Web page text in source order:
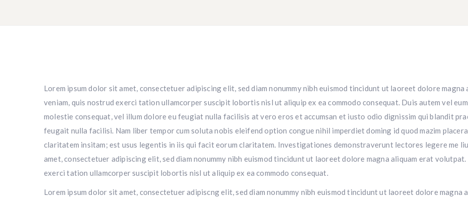
Lorem ipsum dolor sit amet, consectetuer adipiscing elit, sed diam nonummy nibh euismod tincidunt ut laoreet dolore
veniam, quis nostrud exerci tation ullamcorper suscipit lobortis nisl ut aliquip ex ea commodo consequat. Duis autem vel
molestie consequat, vel illum dolore eu feugiat nulla facilisis at vero eros et accumsan et iusto odio dignissim qui blandit
feugait nulla facilisi. Nam liber tempor cum soluta nobis eleifend option congue nihil imperdiet doming id quod mazim
claritatem insitam; est usus legentis in iis qui facit eorum claritatem. Investigationes demonstraverunt lectores legere me
amet, consectetuer adipiscing elit, sed diam nonummy nibh euismod tincidunt ut laoreet dolore magna aliquam erat volutpat.
exerci tation ullamcorper suscipit lobortis nisl ut aliquip ex ea commodo consequat.
Lorem ipsum dolor sit amet, consectetuer adipiscng elit, sed diam nonummy nibh euismod tincidunt ut laoreet dolore magna